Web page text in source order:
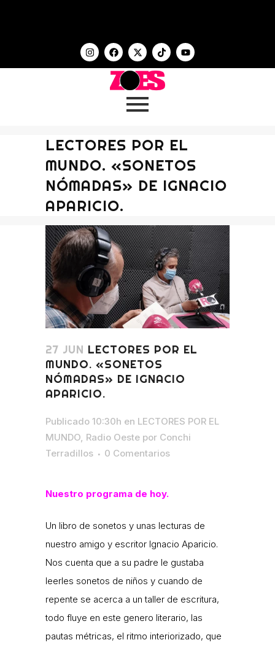
LECTORES POR EL
MUNDO. «SONETOS
NÓMADAS» DE IGNACIO
APARICIO.
27 JUN LECTORES POR EL
MUNDO. «SONETOS
NÓMADAS» DE IGNACIO
APARICIO.
Publicado 10:30h en LECTORES POR EL
MUNDO, Radio Oeste por Conchi
Terradillos
0 Comentarios
Nuestro programa de hoy.
Un libro de sonetos y unas lecturas de
nuestro amigo y escritor Ignacio Aparicio.
Nos cuenta que a su padre le gustaba
leerles sonetos de niños y cuando de
repente se acerca a un taller de escritura,
todo fluye en este genero literario, las
pautas métricas, el ritmo interiorizado, que